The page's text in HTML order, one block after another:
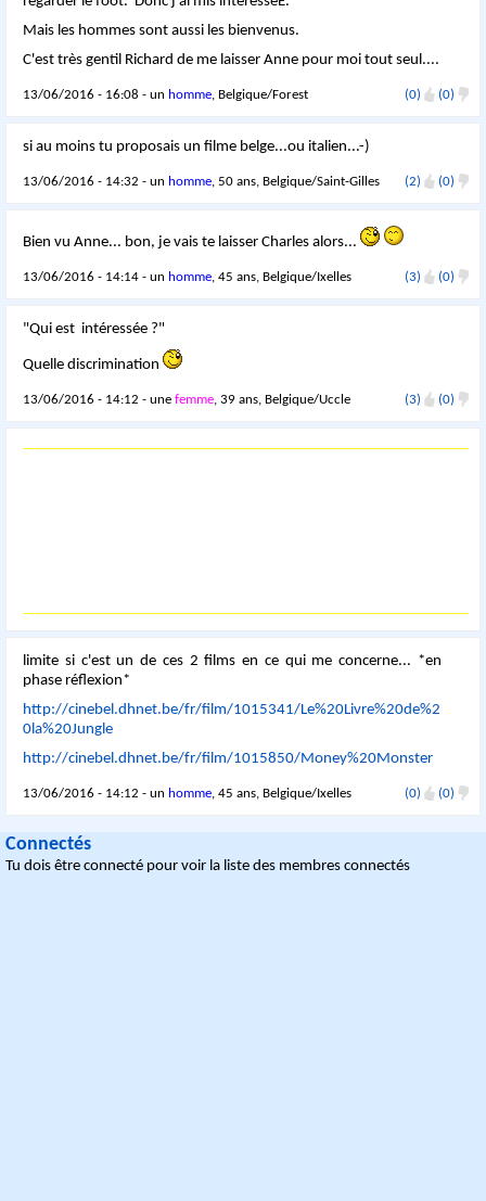
Mais les hommes sont aussi les bienvenus.
C'est très gentil Richard de me laisser Anne pour moi tout seul....
13/06/2016 - 16:08 - un homme, Belgique/Forest (0) (0)
si au moins tu proposais un filme belge...ou italien...-)
13/06/2016 - 14:32 - un homme, 50 ans, Belgique/Saint-Gilles (2) (0)
Bien vu Anne... bon, je vais te laisser Charles alors...
13/06/2016 - 14:14 - un homme, 45 ans, Belgique/Ixelles (3) (0)
"Qui est intéressée ?"
Quelle discrimination
13/06/2016 - 14:12 - unefemme, 39 ans, Belgique/Uccle (3) (0)
limite si c'est un de ces 2 films en ce qui me concerne... *en
phase réflexion*
http://cinebel.dhnet.be/fr/film/1015341/Le%20Livre%20de%2
0la%20Jungle
http://cinebel.dhnet.be/fr/film/1015850/Money%20Monster
13/06/2016 - 14:12 - un homme, 45 ans, Belgique/Ixelles (0) (0)
Connectés
Tu dois être connecté pour voir la liste des membres connectés